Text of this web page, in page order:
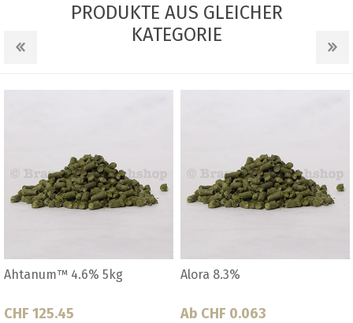
PRODUKTE AUS GLEICHER
KATEGORIE
Ahtanum™ 4.6% 5kg
CHF 125.45
Alora 8.3%
Ab CHF 0.063